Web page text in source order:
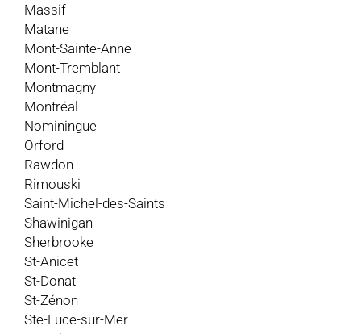
Massif
Matane
Mont-Sainte-Anne
Mont-Tremblant
Montmagny
Montréal
Nominingue
Orford
Rawdon
Rimouski
Saint-Michel-des-Saints
Shawinigan
Sherbrooke
St-Anicet
St-Donat
St-Zénon
Ste-Luce-sur-Mer